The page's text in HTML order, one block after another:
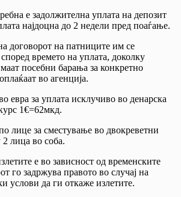
е задолжителна уплата на депозит
најдоцна до 2 недели пред поаѓање.
договорот на патниците им се
времето на уплата, доколку
посебни барања за конкретно
во агенција.
евра за уплата исклучиво во денарска
1€=62мкд.
лице за сместување во двокреветни
2 лица во соба.
е во зависност од временските
го задржува правото во случај на
услови да ги откаже излетите.